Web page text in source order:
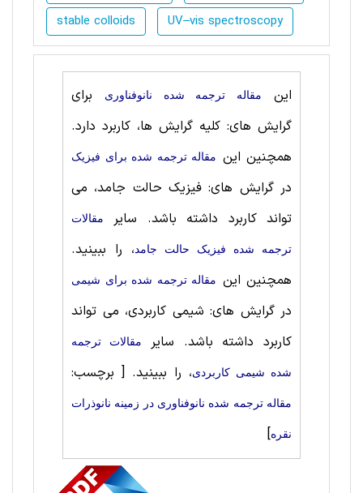
stable colloids
UV–vis spectroscopy
این مقاله ترجمه شده نانوفناوری
برای
گرایش های: کلیه گرایش ها، کاربرد دارد.
همچنین این مقاله ترجمه شده برای فیزیک
در گرایش های: فیزیک حالت‌ جامد، می
تواند کاربرد داشته باشد. سایر
مقالات
ترجمه شده فیزیک حالت‌ جامد، را ببینید.
همچنین این مقاله ترجمه شده برای شيمی
در گرایش های: شیمی کاربردی، می تواند
کاربرد داشته باشد. سایر
مقالات ترجمه
شده شیمی کاربردی، را ببینید. [ برچسب:
مقاله ترجمه شده نانوفناوری در زمینه نانوذرات
نقره]